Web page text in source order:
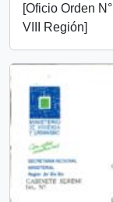
[Oficio Orden
VIII Región]